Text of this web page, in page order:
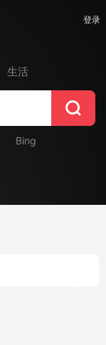
登录
生活
Bing